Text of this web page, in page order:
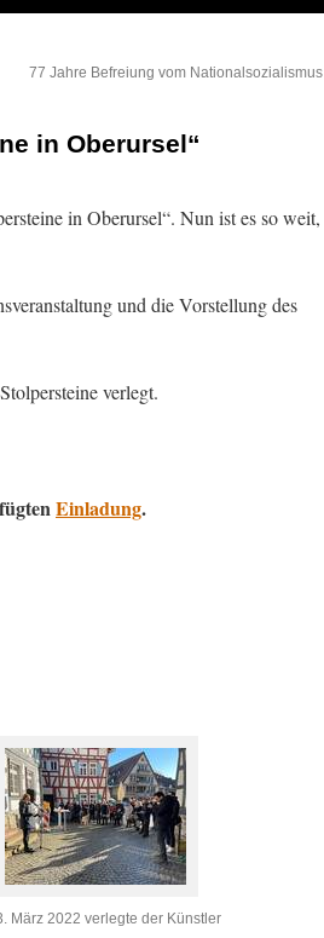
77 Jahre Befreiung vom Nationalsozialismus
in Oberursel“
in Oberursel“. Nun ist es so weit,
und die Vorstellung des
verlegt.
Einladung.
März 2022 verlegte der Künstler